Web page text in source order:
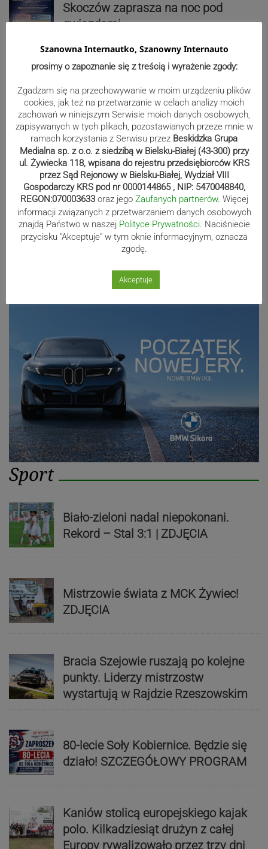
Skoczów zaprasza na noc pod
gwiazdami
Wakacyjny szturm po dowody. W
lipcu ponad 400 osób w
zebrzydowickim urzędzie
Koniec skoczowskiej „Syberii”.
Budynek zostanie rozebrany
Kolorowe mozaiki ozdobiły bielskie
chodniki. Gdzie ich szukać?
Sport
Biało-zieloni nadal niepokonani.
Rekord – Stal 3:1 | ZDJĘCIA
Mistrzowie świata z MCK Żywiec!
ZDJĘCIA
Bracia Szejowie ruszają po kolejne
punkty. Liderzy mistrzostw
wystartują w Rajdzie Rzeszowskim
80-lecie Soły Kobiernice. Będzie się
działo! SZCZEGÓŁOWY PROGRAM
Kaniów stolicą europejskiego kajak
polo. Kilkadziesiąt drużyn z całej
Europy rywalizowało przez trzy dni
Szanowna Internautko, Szanowny Internauto
prosimy o zapoznanie się z treścią i wyrażenie zgody:
Zgadzam się na przechowywanie w moim urządzeniu plików
cookies, jak też na przetwarzanie w celach analizy moich
zachowań w niniejszym Serwisie moich danych osobowych,
zapisywanych w tych plikach, pozostawianych przeze mnie w
ramach korzystania z Serwisu przez Beskidzka Grupa
Medialna sp. z o.o. z siedzibą w Bielsku-Białej (43-300) przy
ul. Żywiecka 118, wpisana do rejestru przedsiębiorców KRS
przez Sąd Rejonowy w Bielsku-Białej, Wydział VIII
Gospodarczy KRS pod nr 0000144865 , NIP: 5470048840,
REGON:070003633 oraz jego Zaufanych partnerów. Więcej
informacji związanych z przetwarzaniem danych osobowych
znajdą Państwo w naszej Polityce Prywatności. Naciśniecie
przycisku "Akceptuje" w tym oknie informacyjnym, oznacza
zgodę.
Akceptuje